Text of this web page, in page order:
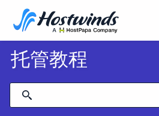
托管教程